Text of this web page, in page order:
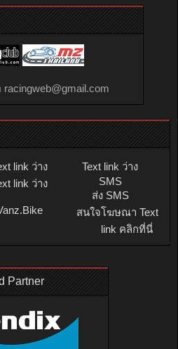
racingweb@gmail.com
link ว่าง
Text link ว่าง
link ว่าง
SMS
ส่ง SMS
สนใจโฆษณา Text
link คลิกที่นี่
Partner